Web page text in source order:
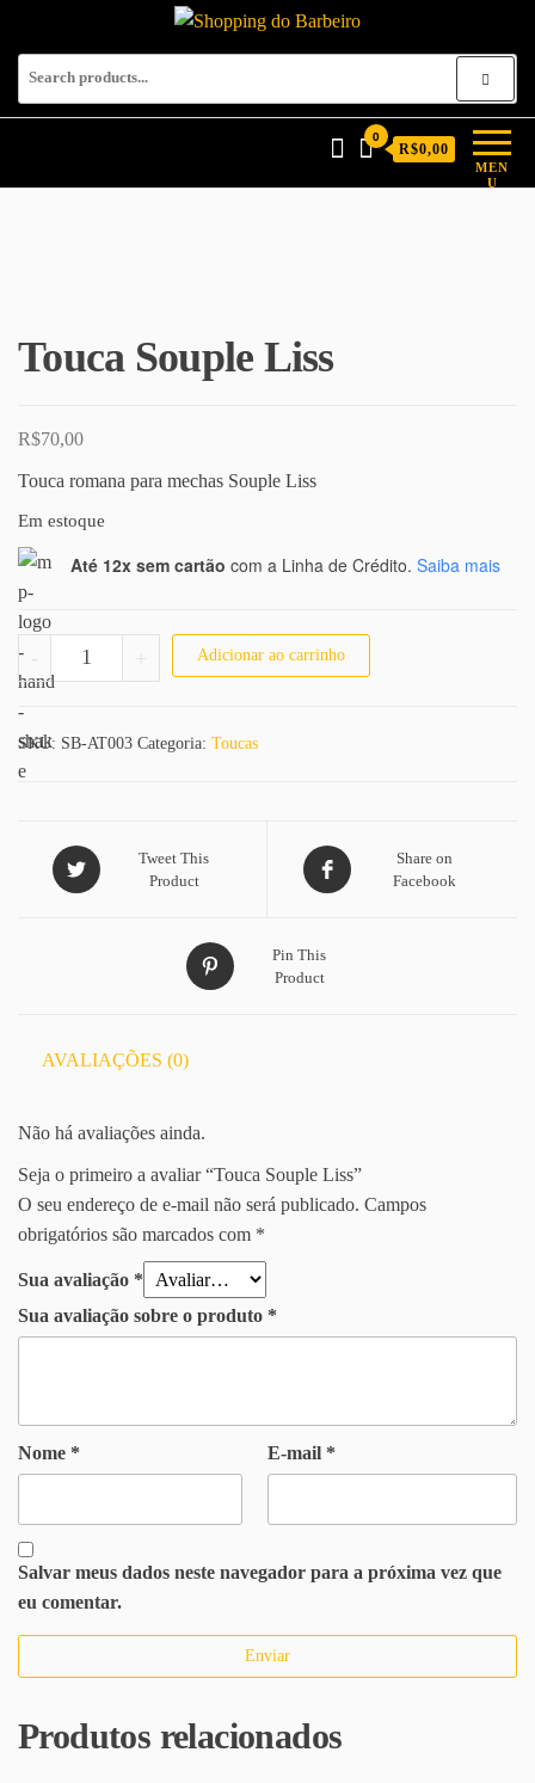
Shopping do Barbeiro
MEN
U
0
R$0,00
Touca Souple Liss
R$70,00
Touca romana para mechas Souple Liss
Em estoque
Até 12x sem cartão com a Linha de Crédito. Saiba mais
- Touca Souple Liss quantidade
Adicionar ao carrinho
SKU: SB-AT003 Categoria: Toucas
Tweet This
Product
Share on
Facebook
Pin This
Product
AVALIAÇÕES (0)
Não há avaliações ainda.
Seja o primeiro a avaliar “Touca Souple Liss”
O seu endereço de e-mail não será publicado. Campos
obrigatórios são marcados com *
Sua avaliação *
Sua avaliação sobre o produto *
Nome * E-mail *
Salvar meus dados neste navegador para a próxima vez que
eu comentar.
Produtos relacionados